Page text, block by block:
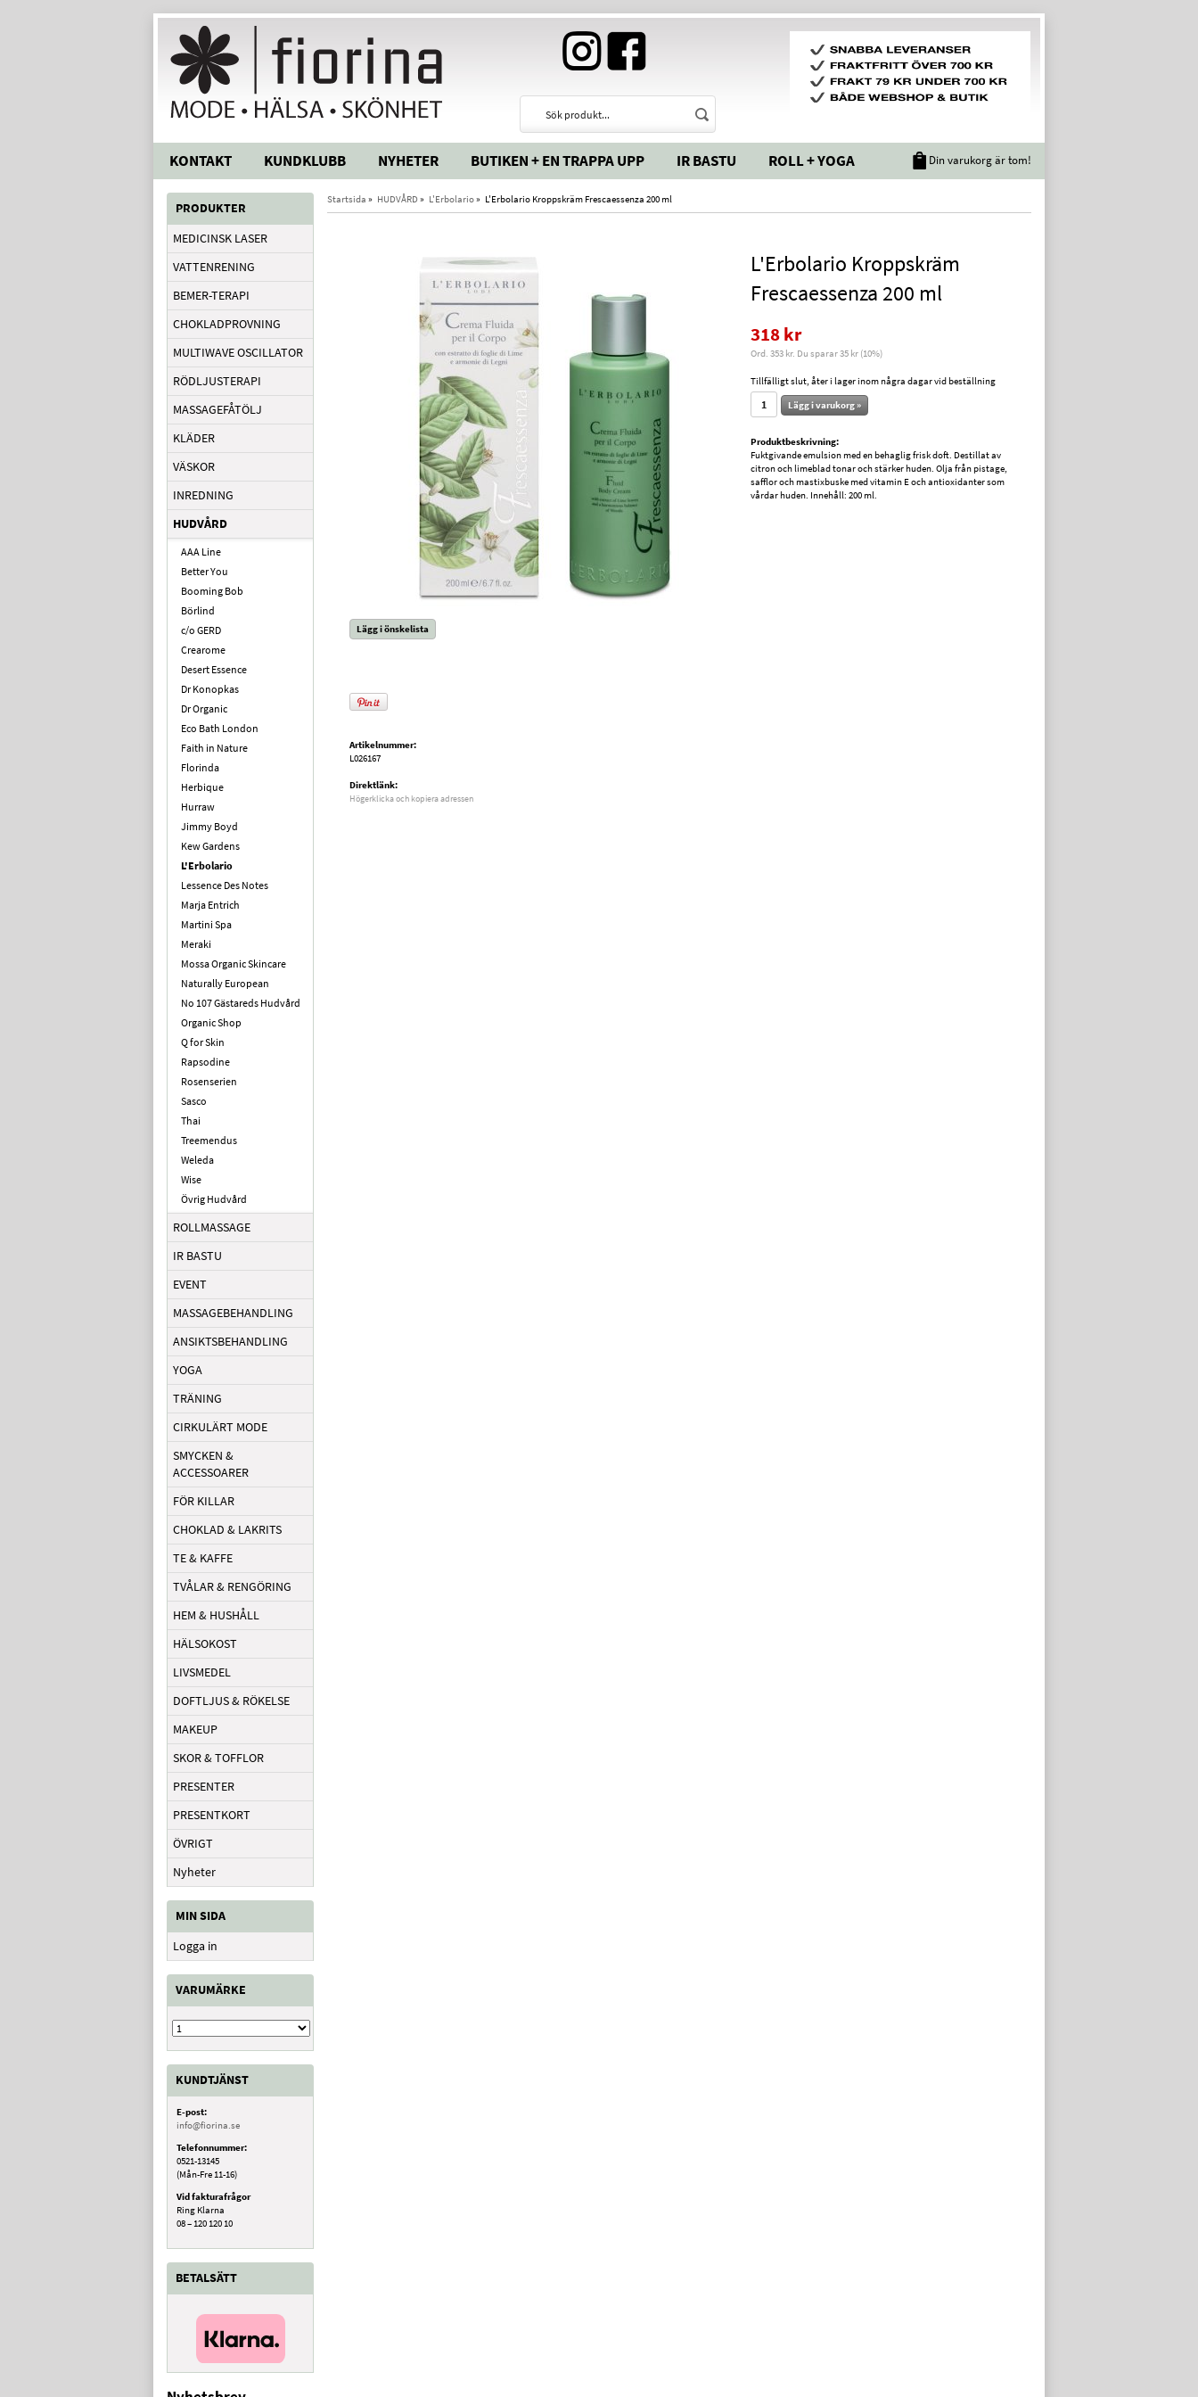
KONTAKT KUNDKLUBB NYHETER BUTIKEN + EN TRAPPA UPP IR BASTU ROLL + YOGA Din varukorg är tom!
PRODUKTER
MEDICINSK LASER
VATTENRENING
BEMER-TERAPI
CHOKLADPROVNING
MULTIWAVE OSCILLATOR
RÖDLJUSTERAPI
MASSAGEFÅTÖLJ
KLÄDER
VÄSKOR
INREDNING
HUDVÅRD
AAA Line
Better You
Booming Bob
Börlind
c/o GERD
Crearome
Desert Essence
Dr Konopkas
Dr Organic
Eco Bath London
Faith in Nature
Florinda
Herbique
Hurraw
Jimmy Boyd
Kew Gardens
L'Erbolario
Lessence Des Notes
Marja Entrich
Martini Spa
Meraki
Mossa Organic Skincare
Naturally European
No 107 Gästareds Hudvård
Organic Shop
Q for Skin
Rapsodine
Rosenserien
Sasco
Thai
Treemendus
Weleda
Wise
Övrig Hudvård
ROLLMASSAGE
IR BASTU
EVENT
MASSAGEBEHANDLING
ANSIKTSBEHANDLING
YOGA
TRÄNING
CIRKULÄRT MODE
SMYCKEN &
ACCESSOARER
FÖR KILLAR
CHOKLAD & LAKRITS
TE & KAFFE
TVÅLAR & RENGÖRING
HEM & HUSHÅLL
HÄLSOKOST
LIVSMEDEL
DOFTLJUS & RÖKELSE
MAKEUP
SKOR & TOFFLOR
PRESENTER
PRESENTKORT
ÖVRIGT
Nyheter
MIN SIDA
Logga in
VARUMÄRKE
KUNDTJÄNST
E-post:
info@fiorina.se
Telefonnummer:
0521-13145
(Mån-Fre 11-16)
Vid fakturafrågor
Ring Klarna
08 – 120 120 10
BETALSÄTT
Startsida » HUDVÅRD» L'Erbolario» L'Erbolario Kroppskräm Frescaessenza 200 ml
Lägg i önskelista
Artikelnummer:
L026167
Direktlänk:
Högerklicka och kopiera adressen
L'Erbolario Kroppskräm
Frescaessenza 200 ml
318 kr
Ord. 353 kr. Du sparar 35 kr (10%)
Tillfälligt slut, åter i lager inom några dagar vid beställning
Lägg i varukorg »
Produktbeskrivning:
Fuktgivande emulsion med en behaglig frisk doft. Destillat av
citron och limeblad tonar och stärker huden. Olja från pistage,
safflor och mastixbuske med vitamin E och antioxidanter som
vårdar huden. Innehåll: 200 ml.